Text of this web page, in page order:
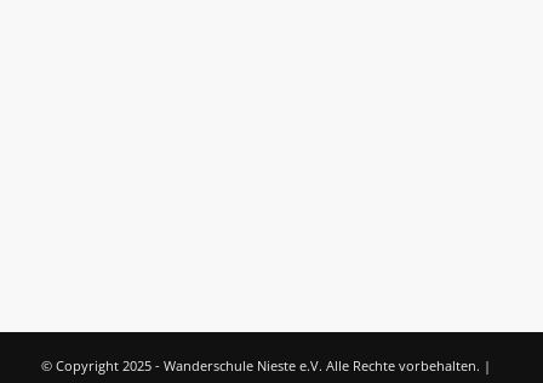
© Copyright 2025 - Wanderschule Nieste e.V. Alle Rechte vorbehalten. |